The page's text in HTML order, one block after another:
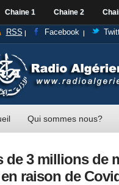
Chaine 1 Chaine 2
RSS Facebook
Qui sommes nous?
de 3 millions de
raison de